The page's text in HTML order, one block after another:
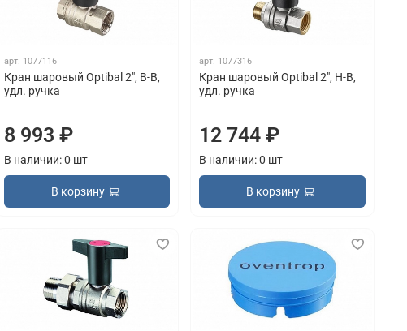
арт. 1077116
Кран шаровый Optibal 2", В-В,
удл. ручка
8 993 ₽
В наличии: 0 шт
В корзину
арт. 1077316
Кран шаровый Optibal 2", Н-В,
удл. ручка
12 744 ₽
В наличии: 0 шт
В корзину